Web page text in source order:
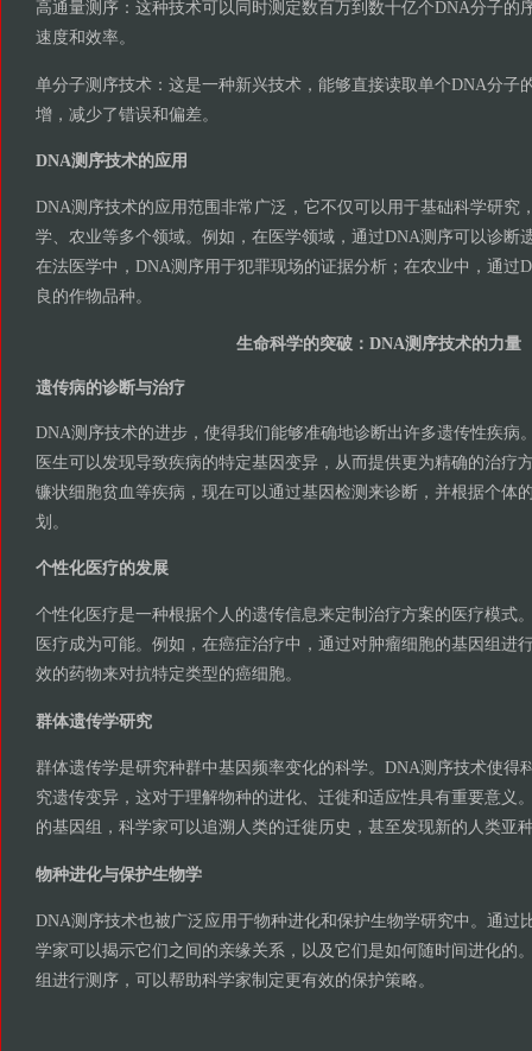
高通量测序：这种技术可以同时测定数百万到数十亿个DNA分子的
速度和效率。
单分子测序技术：这是一种新兴技术，能够直接读取单个DNA分子
增，减少了错误和偏差。
DNA测序技术的应用
DNA测序技术的应用范围非常广泛，它不仅可以用于基础科学研究
学、农业等多个领域。例如，在医学领域，通过DNA测序可以诊断
在法医学中，DNA测序用于犯罪现场的证据分析；在农业中，通过
良的作物品种。
生命科学的突破：DNA测序技术的力量
遗传病的诊断与治疗
DNA测序技术的进步，使得我们能够准确地诊断出许多遗传性疾病
医生可以发现导致疾病的特定基因变异，从而提供更为精确的治疗
镰状细胞贫血等疾病，现在可以通过基因检测来诊断，并根据个体
划。
个性化医疗的发展
个性化医疗是一种根据个人的遗传信息来定制治疗方案的医疗模式
医疗成为可能。例如，在癌症治疗中，通过对肿瘤细胞的基因组进
效的药物来对抗特定类型的癌细胞。
群体遗传学研究
群体遗传学是研究种群中基因频率变化的科学。DNA测序技术使得
究遗传变异，这对于理解物种的进化、迁徙和适应性具有重要意义
的基因组，科学家可以追溯人类的迁徙历史，甚至发现新的人类亚
物种进化与保护生物学
DNA测序技术也被广泛应用于物种进化和保护生物学研究中。通过
学家可以揭示它们之间的亲缘关系，以及它们是如何随时间进化的
组进行测序，可以帮助科学家制定更有效的保护策略。